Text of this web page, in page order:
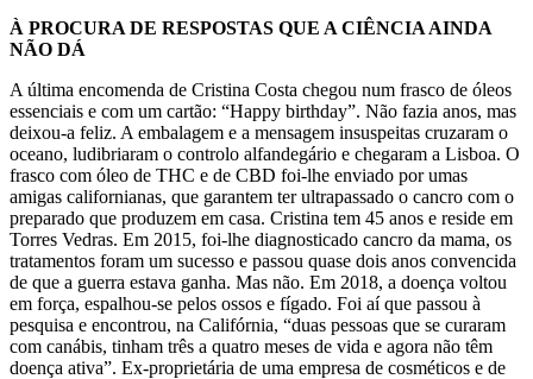
À PROCURA DE RESPOSTAS QUE A CIÊNCIA AINDA
NÃO DÁ
A última encomenda de Cristina Costa chegou num frasco de óleos
essenciais e com um cartão: “Happy birthday”. Não fazia anos, mas
deixou-a feliz. A embalagem e a mensagem insuspeitas cruzaram o
oceano, ludibriaram o controlo alfandegário e chegaram a Lisboa. O
frasco com óleo de THC e de CBD foi-lhe enviado por umas
amigas californianas, que garantem ter ultrapassado o cancro com o
preparado que produzem em casa. Cristina tem 45 anos e reside em
Torres Vedras. Em 2015, foi-lhe diagnosticado cancro da mama, os
tratamentos foram um sucesso e passou quase dois anos convencida
de que a guerra estava ganha. Mas não. Em 2018, a doença voltou
em força, espalhou-se pelos ossos e fígado. Foi aí que passou à
pesquisa e encontrou, na Califórnia, “duas pessoas que se curaram
com canábis, tinham três a quatro meses de vida e agora não têm
doença ativa”. Ex-proprietária de uma empresa de cosméticos e de